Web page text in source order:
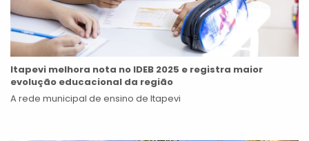
Itapevi melhora nota no IDEB 2025 e registra maior
evolução educacional da região
A rede municipal de ensino de Itapevi